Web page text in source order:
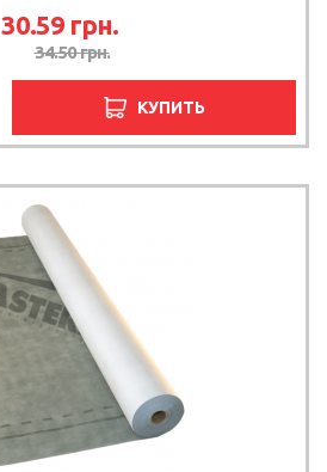
30.59 грн.
34.50грн.
КУПИТЬ